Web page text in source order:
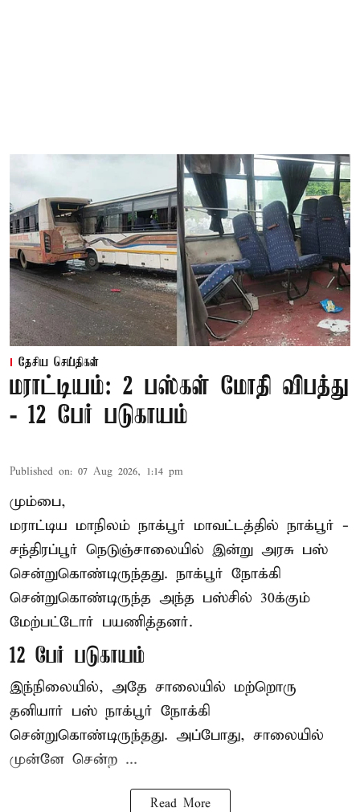
தேசிய செய்திகள்
மராட்டியம்: 2 பஸ்கள் மோதி விபத்து
- 12 பேர் படுகாயம்
Published on: 07 Aug 2026, 1:14 pm
மும்பை,
மராட்டிய மாநிலம் நாக்பூர் மாவட்டத்தில் நாக்பூர் -
சந்திரப்பூர் நெடுஞ்சாலையில் இன்று அரசு பஸ்
சென்றுகொண்டிருந்தது. நாக்பூர் நோக்கி
சென்றுகொண்டிருந்த அந்த பஸ்சில் 30க்கும்
மேற்பட்டோர் பயணித்தனர்.
12 பேர் படுகாயம்
இந்நிலையில், அதே சாலையில் மற்றொரு
தனியார் பஸ் நாக்பூர் நோக்கி
சென்றுகொண்டிருந்தது. அப்போது, சாலையில்
முன்னே சென்ற ...
Read More